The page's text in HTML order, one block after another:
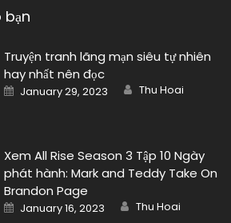
Truyện tranh lãng mạn siêu tự nhiên
hay nhất nên đọc
Posted
on
January 29, 2023 Author
Thu Hoai
Xem All Rise Season 3 Tập 10 Ngày
phát hành: Mark and Teddy Take On
Brandon Page
Posted
on
January 16, 2023 Author
Thu Hoai